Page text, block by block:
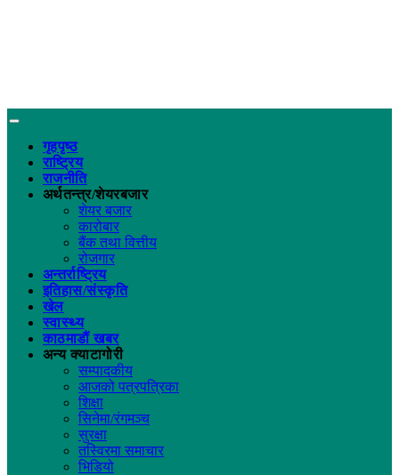
गृहपृष्ठ
राष्ट्रिय
राजनीति
अर्थतन्त्र/शेयरबजार
शेयर बजार
कारोबार
बैंक तथा वित्तीय
रोजगार
अन्तर्राष्ट्रिय
इतिहास/संस्कृति
खेल
स्वास्थ्य
काठमाडौं खबर
अन्य क्याटागोरी
सम्पादकीय
आजको पत्रपत्रिका
शिक्षा
सिनेमा/रंगमञ्च
सुरक्षा
तस्विरमा समाचार
भिडियो